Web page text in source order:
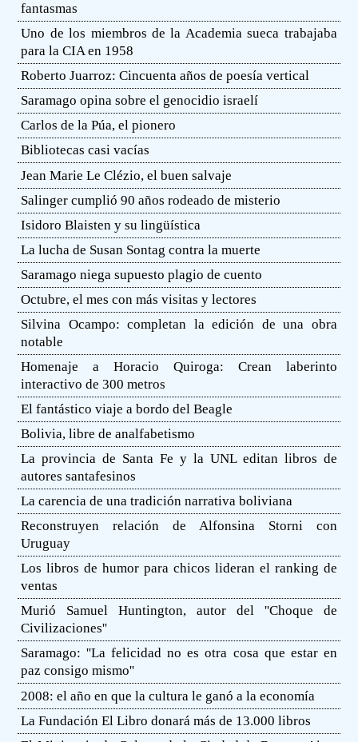
fantasmas
Uno de los miembros de la Academia sueca trabajaba
para la CIA en 1958
Roberto Juarroz: Cincuenta años de poesía vertical
Saramago opina sobre el genocidio israelí
Carlos de la Púa, el pionero
Bibliotecas casi vacías
Jean Marie Le Clézio, el buen salvaje
Salinger cumplió 90 años rodeado de misterio
Isidoro Blaisten y su lingüística
La lucha de Susan Sontag contra la muerte
Saramago niega supuesto plagio de cuento
Octubre, el mes con más visitas y lectores
Silvina Ocampo: completan la edición de una obra
notable
Homenaje a Horacio Quiroga: Crean laberinto
interactivo de 300 metros
El fantástico viaje a bordo del Beagle
Bolivia, libre de analfabetismo
La provincia de Santa Fe y la UNL editan libros de
autores santafesinos
La carencia de una tradición narrativa boliviana
Reconstruyen relación de Alfonsina Storni con
Uruguay
Los libros de humor para chicos lideran el ranking de
ventas
Murió Samuel Huntington, autor del ''Choque de
Civilizaciones''
Saramago: ''La felicidad no es otra cosa que estar en
paz consigo mismo''
2008: el año en que la cultura le ganó a la economía
La Fundación El Libro donará más de 13.000 libros